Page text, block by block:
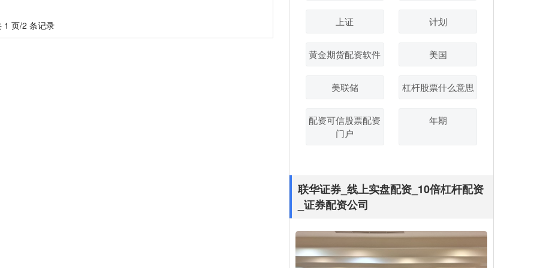
1 页/2 条记录 上证 计划
黄金期货配资软件 美国
美联储 杠杆股票什么意思
配资可信股票配资
门户
年期
联华证券_线上实盘配资_10倍杠杆配资
_证券配资公司